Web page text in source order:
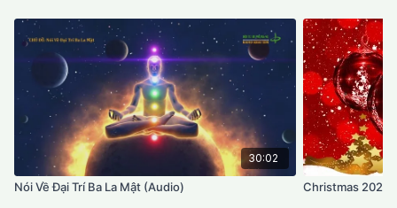
30:02
Nói Về Đại Trí Ba La Mật (Audio) Christmas 2020